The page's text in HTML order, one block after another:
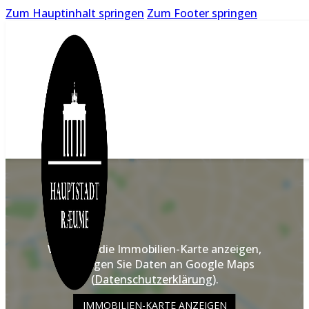
Zum Hauptinhalt springen Zum Footer springen
Wenn Sie die Immobilien-Karte anzeigen,
übertragen Sie Daten an Google Maps
(Datenschutzerklärung).
IMMOBILIEN-KARTE ANZEIGEN